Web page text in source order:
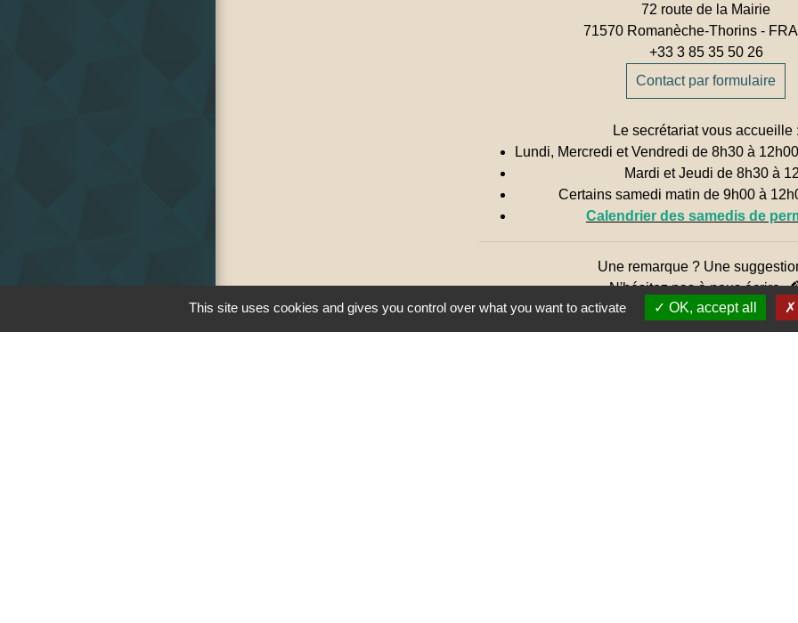
72 route de la Mairie
71570 Romanèche-Thorins -
+33 3 85 35 50 26
Contact par formulaire
Le secrétariat vous accueille
Lundi, Mercredi et Vendredi de 8h30 à
Mardi et Jeudi de 8h30 à
Certains samedi matin de 9h00 à
Calendrier des samedis de
Une remarque ? Une
N'hésitez pas à nous écrire
This site uses cookies and gives you control over what you want to activate OK, accept all